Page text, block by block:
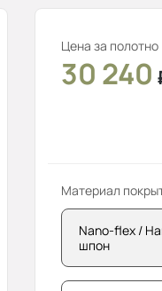
Цена за полотно
30 240
Материал
Nano-flex /
шпон